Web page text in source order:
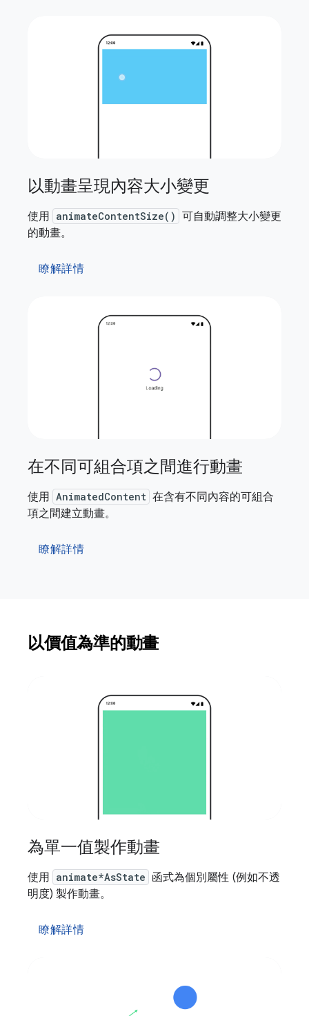
以動畫呈現內容大小變更
使用 animateContentSize() 可自動調整大小變更
的動畫。
瞭解詳情
在不同可組合項之間進行動畫
使用 AnimatedContent 在含有不同內容的可組合
項之間建立動畫。
瞭解詳情
以價值為準的動畫
為單一值製作動畫
使用 animate*AsState 函式為個別屬性 (例如不透
明度) 製作動畫。
瞭解詳情